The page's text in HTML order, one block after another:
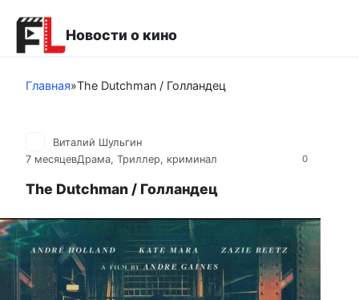
контенту
Новости о кино
Главная»The Dutchman / Голландец
0
Виталий Шульгин
7 месяцевДрама, Триллер, криминал
The Dutchman / Голландец